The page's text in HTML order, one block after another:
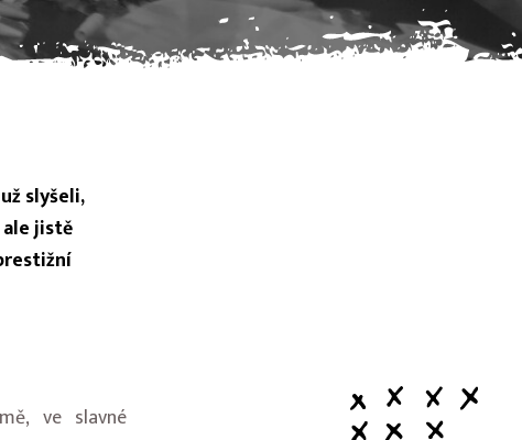
slyšeli,
jistě
ve slavné